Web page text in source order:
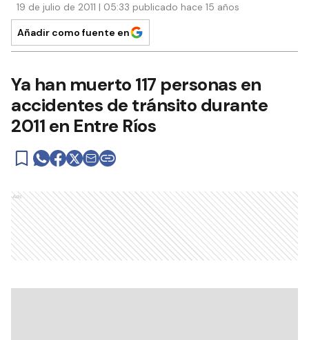
19 de julio de 2011 | 05:33 publicado hace 15 años
Añadir como fuente en
Ya han muerto 117 personas en
accidentes de tránsito durante
2011 en Entre Ríos
Ads